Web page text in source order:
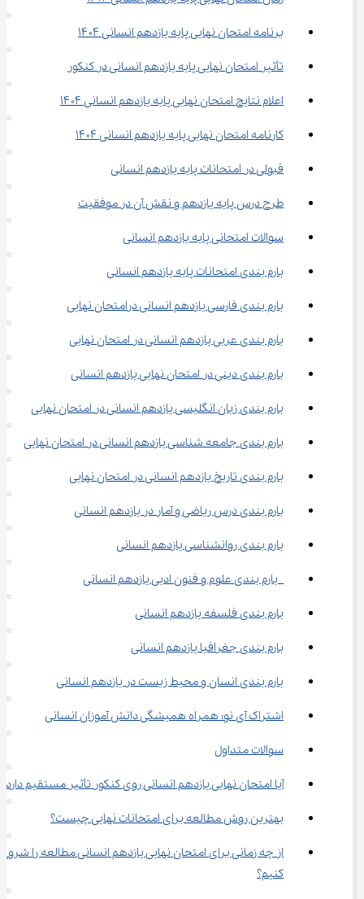
برنامه امتحان نهایی پایه یازدهم انسانی ۱۴۰۴
تأثیر امتحان نهایی پایه یازدهم انسانی در کنکور
اعلام نتایج امتحان نهایی پایه یازدهم انسانی ۱۴۰۴
کارنامه امتحان نهایی پایه یازدهم انسانی ۱۴۰۴
قبولی در امتحانات پایه یازدهم انسانی
طرح درس پایه یازدهم و نقش آن در موفقیت
سوالات امتحانی پایه یازدهم انسانی
بارم بندی امتحانات پایه یازدهم انسانی
بارم بندی فارسی یازدهم انسانی درامتحان نهایی
بارم بندی عربی یازدهم انسانی در امتحان نهایی
بارم بندی دینی در امتحان نهایی یازدهم انسانی
بارم بندی زبان انگلیسی یازدهم انسانی در امتحان نهایی
بارم بندی جامعه شناسی یازدهم انسانی در امتحان نهایی
بارم بندی تاریخ یازدهم انسانی در امتحان نهایی
بارم بندی درس ریاضی و آمار در یازدهم انسانی
بارم بندی روانشناسی یازدهم انسانی
بارم بندی علوم و فنون ادبی یازدهم انسانی
بارم بندی فلسفه یازدهم انسانی
بارم بندی جغرافیا یازدهم انسانی
بارم بندی انسان و محیط زیست در یازدهم انسانی
اشتراک آی نو؛ همراه همیشگی دانش آموزان انسانی
سوالات متداول
آیا امتحان نهایی یازدهم انسانی روی کنکور تأثیر مستقیم دارد؟
بهترین روش مطالعه برای امتحانات نهایی چیست؟
از چه زمانی برای امتحان نهایی یازدهم انسانی مطالعه را
کنیم؟